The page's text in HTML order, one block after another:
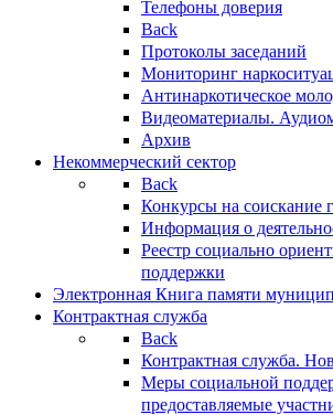
Телефоны доверия
Back
Протоколы заседаний
Мониторинг
Антинаркотическое
Видеоматериалы.
Архив
Некоммерческий сектор
Back
Конкурсы на соискание
Информация о
Реестр социально
поддержки
Электронная Книга памяти
Контрактная служба
Back
Контрактная служба.
Меры социальной
предоставляемые